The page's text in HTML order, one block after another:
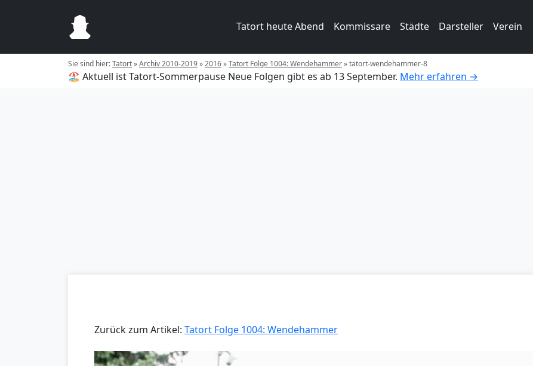
Tatort heute Abend Kommissare Städte Darsteller Verein
Sie sind hier:Tatort»Archiv 2010-2019»2016»Tatort Folge 1004: Wendehammer»tatort-wendehammer-8
🏖️ Aktuell ist Tatort-Sommerpause Neue Folgen gibt es ab 13 September. Mehr erfahren →
Zurück zum Artikel: Tatort Folge 1004: Wendehammer